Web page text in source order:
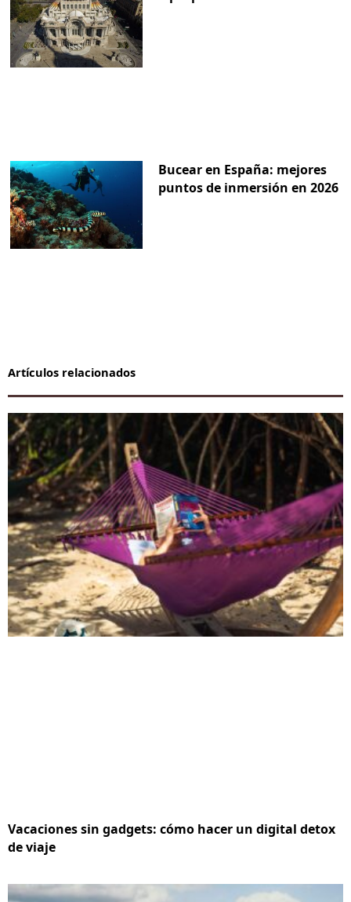
Bucear en España: mejores
puntos de inmersión en 2026
Artículos relacionados
Vacaciones sin gadgets: cómo hacer un digital detox
de viaje